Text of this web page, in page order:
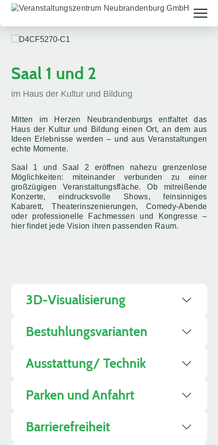
Saal 1 und 2
im Haus der Kultur und Bildung
Mitten im Herzen Neubrandenburgs entfaltet das
Haus der Kultur und Bildung einen Ort, an dem aus
Ideen Erlebnisse werden – und aus Veranstaltungen
echte Momente.
Saal 1 und Saal 2 eröffnen nahezu grenzenlose
Möglichkeiten: miteinander verbunden zu einer
großzügigen Veranstaltungsfläche. Ob mitreißende
Konzerte, eindrucksvolle Shows, feinsinniges
Kabarett, Theaterinszenierungen, Comedy-Abende
oder professionelle Fachmessen und Kongresse –
hier findet jede Vision ihren passenden Raum.
3D-Visualisierung
Bestuhlungsvarianten
Ausstattung/ Technik
Parken und Anfahrt
Barrierefreiheit